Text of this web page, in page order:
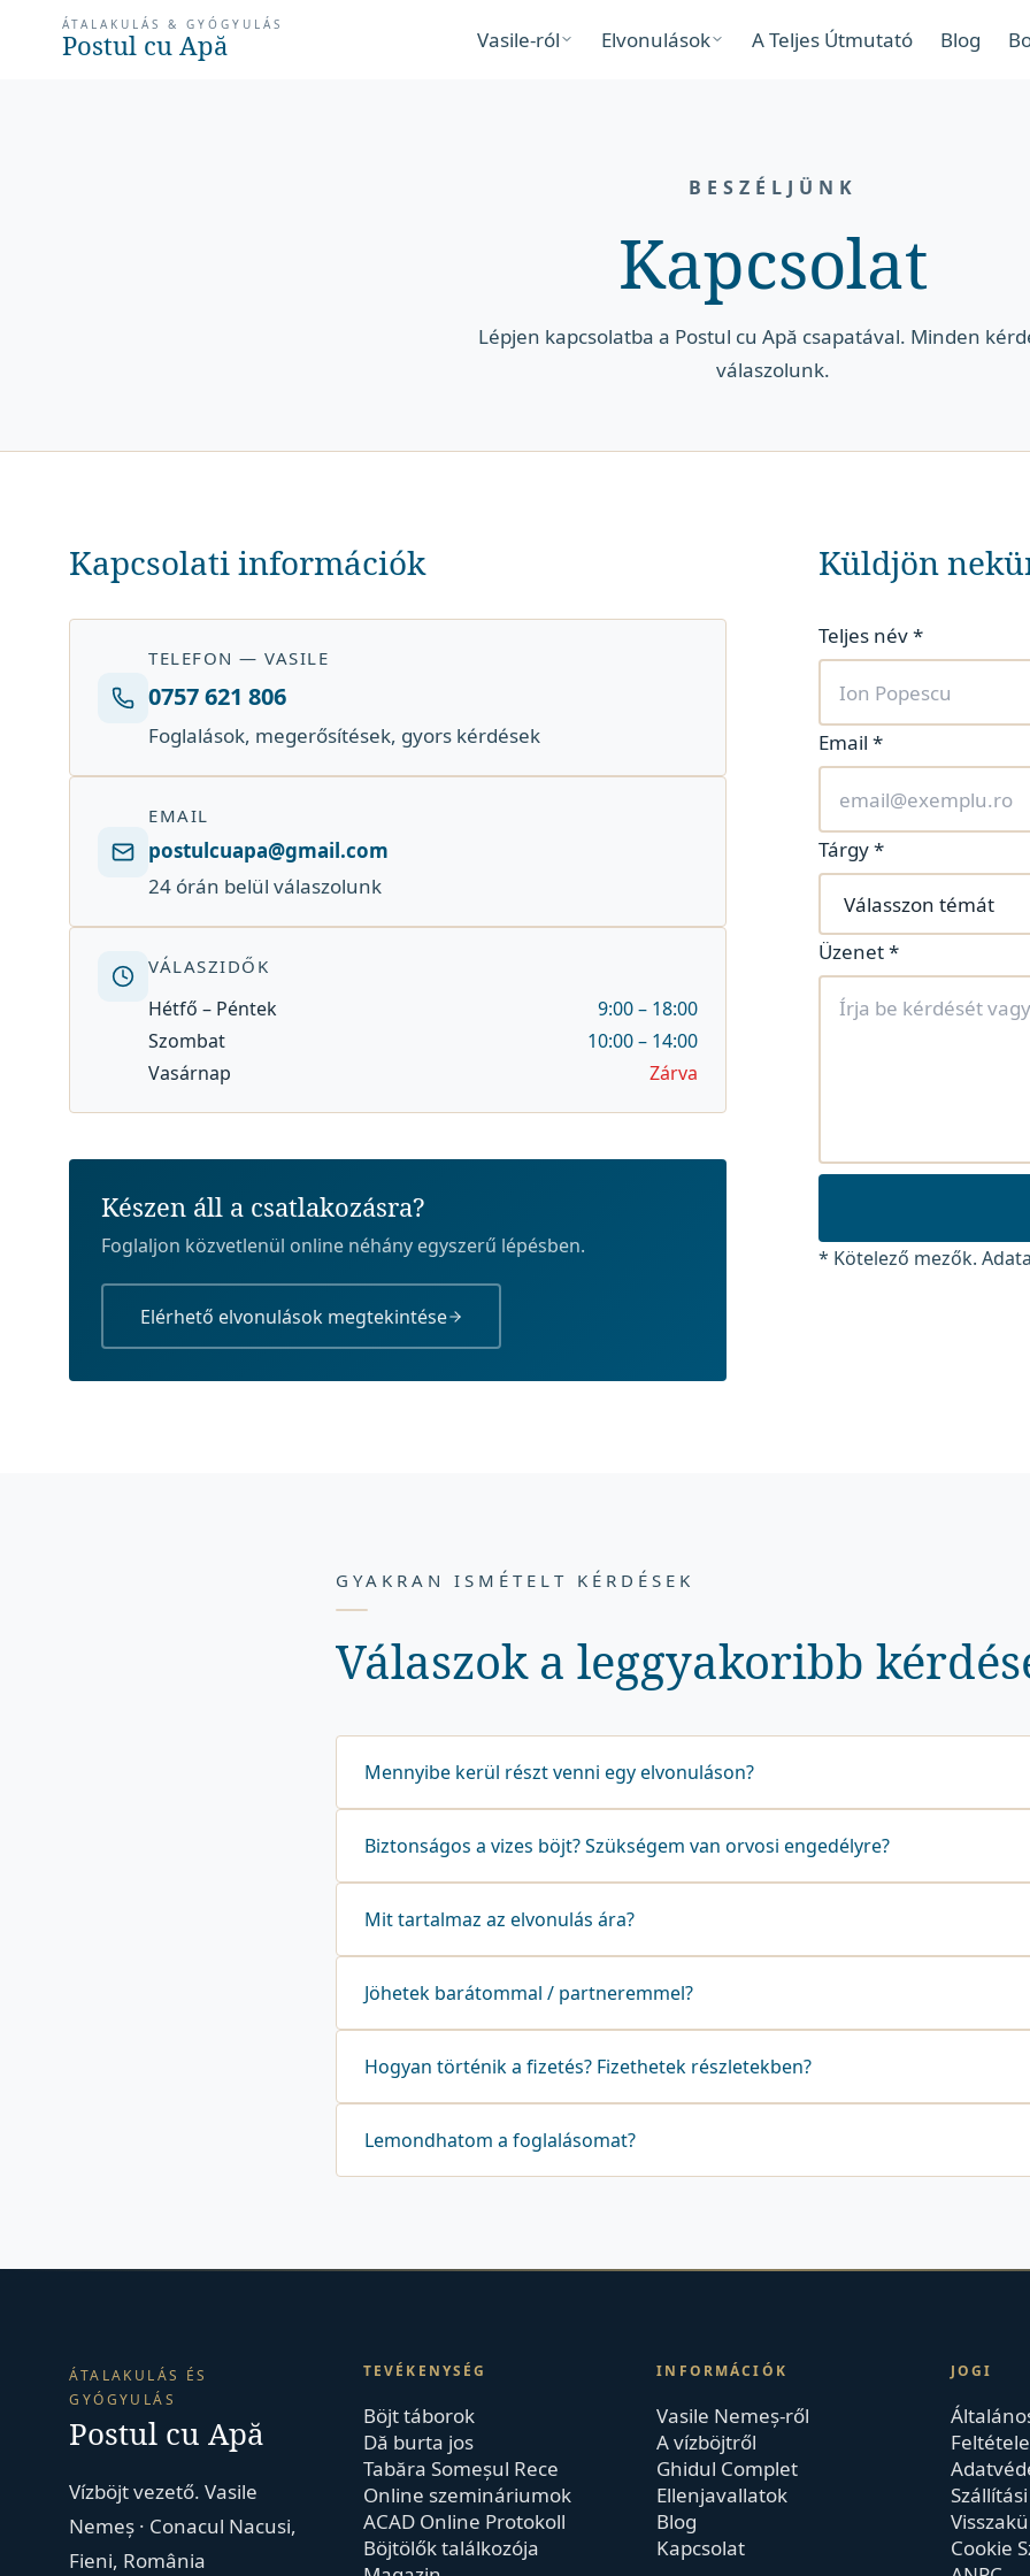
ÁTALAKULÁS & GYÓGYULÁS
Postul cu Apă Vasile-ról Elvonulások A Teljes Útmutató Blog
BESZÉLJÜNK
Kapcsolat
Lépjen kapcsolatba a Postul cu Apă csapatával. Minden
válaszolunk.
Kapcsolati információk
TELEFON — VASILE
0757 621 806
Foglalások, megerősítések, gyors kérdések
EMAIL
postulcuapa@gmail.com
24 órán belül válaszolunk
VÁLASZIDŐK
Hétfő – Péntek
9:00 – 18:00
Szombat
10:00 – 14:00
Vasárnap
Zárva
Készen áll a csatlakozásra?
Foglaljon közvetlenül online néhány egyszerű lépésben.
Elérhető elvonulások megtekintése
Küldjön
Teljes név*
Email *
Tárgy*
Üzenet*
* Kötelező mezők.
GYAKRAN ISMÉTELT KÉRDÉSEK
Válaszok a leggyakoribb
Mennyibe kerül részt venni egy elvonuláson?
Biztonságos a vizes böjt? Szükségem van orvosi engedélyre?
Mit tartalmaz az elvonulás ára?
Jöhetek barátommal / partneremmel?
Hogyan történik a fizetés? Fizethetek részletekben?
Lemondhatom a foglalásomat?
ÁTALAKULÁS ÉS
GYÓGYULÁS
Postul cu Apă
Vízböjt vezető. Vasile
Nemeș · Conacul Nacusi,
Fieni, România
TEVÉKENYSÉG
Böjt táborok
Dă burta jos
Tabăra Someșul Rece
Online szemináriumok
ACAD Online Protokoll
Böjtölők találkozója
INFORMÁCIÓK
Vasile Nemeș-ről
A vízböjtről
Ghidul Complet
Ellenjavallatok
Blog
Kapcsolat
JOGI
Cookie